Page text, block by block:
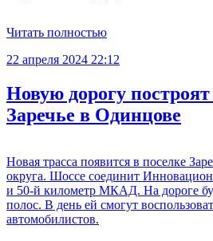
Читать полностью
22 апреля 2024 22:12
Новую дорогу построят
Заречье в Одинцове
Новая трасса появится в поселке
округа. Шоссе соединит
и 50-й километр МКАД. На дороге
полос. В день ей смогут
автомобилистов.